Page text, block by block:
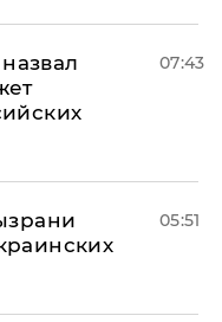
07:43
05:51